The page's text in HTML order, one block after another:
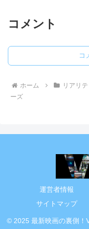
コメント
コ
ホーム リアリ
ーズ
運営者情報
サイトマップ
© 2025 最新映画の裏側！